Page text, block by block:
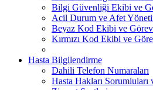
Bilgi Güvenliği Ekibi ve
Acil Durum ve Afet
Beyaz Kod Ekibi ve Görev
Kırmızı Kod Ekibi ve
Hasta Bilgilendirme
Dahili Telefon Numaraları
Hasta Hakları Sorumluları